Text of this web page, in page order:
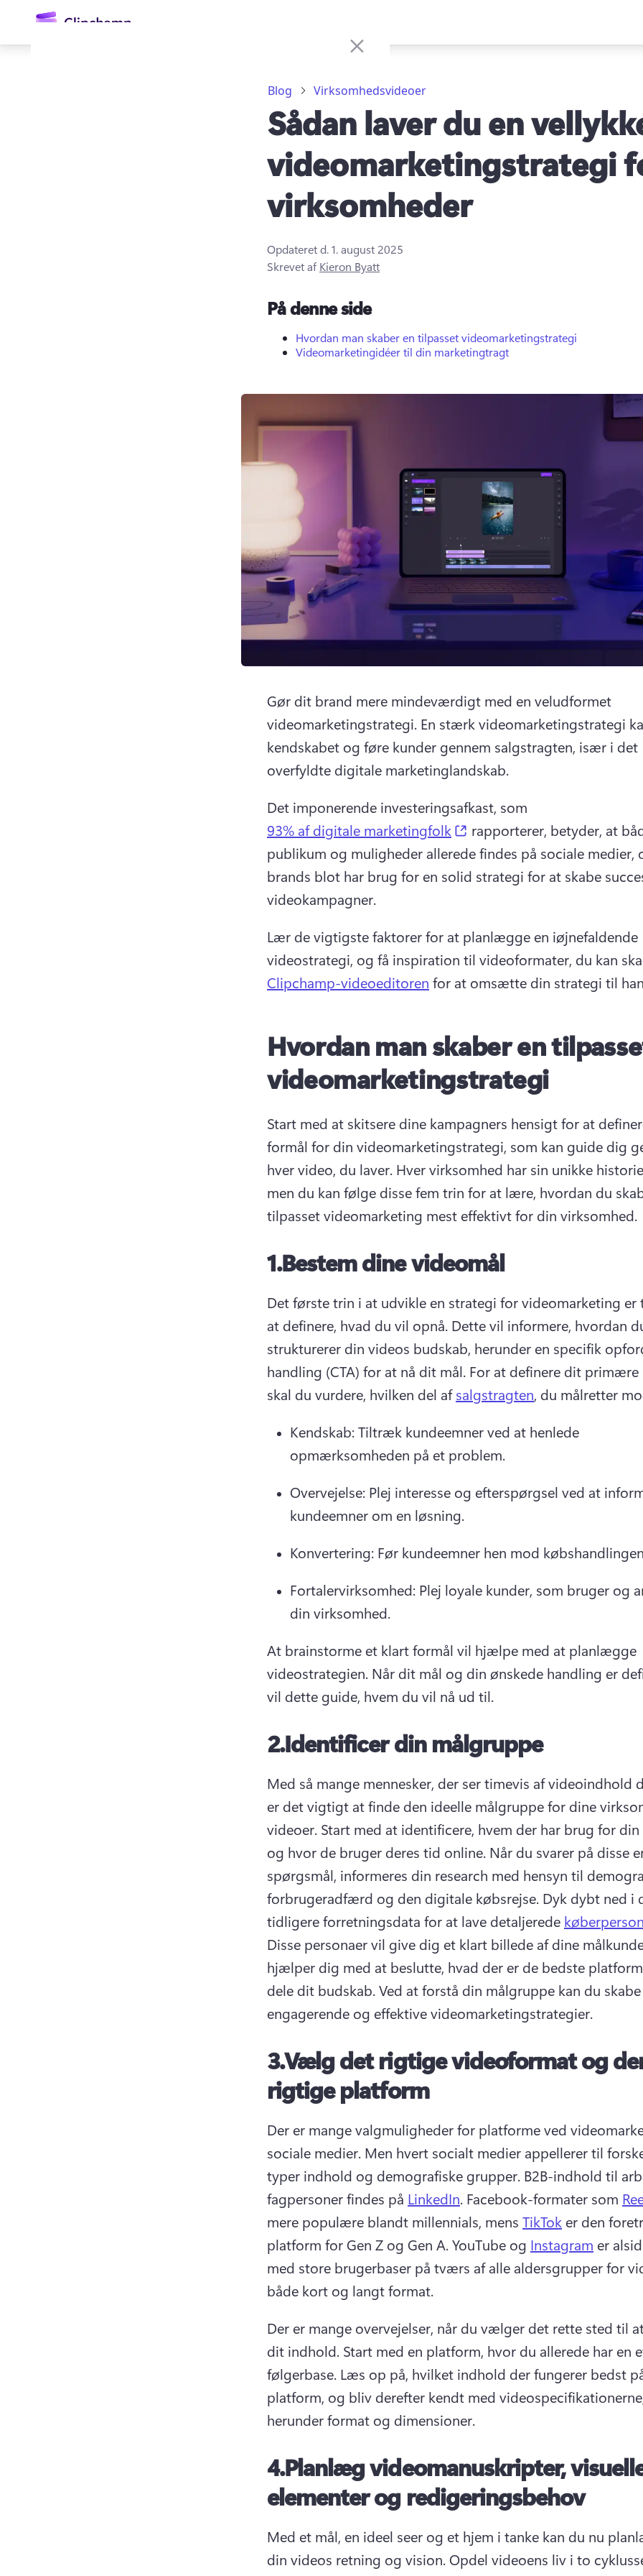
Blog Virksomhedsvideoer
Sådan laver du en
videomarketingstrategi
virksomheder
Opdateret d.1. august 2025
Skrevet afKieron Byatt
På denne side
Hvordan man skaber en tilpasset videomarketingstrategi
Videomarketingidéer til din marketingtragt
Gør dit brand mere mindeværdigt med en veludformet
videomarketingstrategi. En stærk videomarketingstrategi
kendskabet og føre kunder gennem salgstragten, især i det
overfyldte digitale marketinglandskab.
Det imponerende investeringsafkast, som
93% af digitale marketingfolk
(opens in a new tab)
rapporterer, betyder, at
publikum og muligheder allerede findes på sociale medier,
brands blot har brug for en solid strategi for at skabe
videokampagner.
Lær de vigtigste faktorer for at planlægge en iøjnefaldende
videostrategi, og få inspiration til videoformater, du kan
Clipchamp-videoeditoren for at omsætte din strategi til
Hvordan man skaber en
videomarketingstrategi
Start med at skitsere dine kampagners hensigt for at
formål for din videomarketingstrategi, som kan guide dig
hver video, du laver. Hver virksomhed har sin unikke
men du kan følge disse fem trin for at lære, hvordan du
tilpasset videomarketing mest effektivt for din virksomhed.
1.Bestem dine videomål
Det første trin i at udvikle en strategi for videomarketing
at definere, hvad du vil opnå. Dette vil informere, hvordan
strukturerer din videos budskab, herunder en specifik
handling (CTA) for at nå dit mål. For at definere dit primære
skal du vurdere, hvilken del af salgstragten, du målretter
Kendskab: Tiltræk kundeemner ved at henlede
opmærksomheden på et problem.
Overvejelse: Plej interesse og efterspørgsel ved at
kundeemner om en løsning.
Konvertering: Før kundeemner hen mod
Fortalervirksomhed: Plej loyale kunder, som bruger og
din virksomhed.
At brainstorme et klart formål vil hjælpe med at planlægge
videostrategien. Når dit mål og din ønskede handling er
vil dette guide, hvem du vil nå ud til.
2.Identificer din målgruppe
Med så mange mennesker, der ser timevis af videoindhold
er det vigtigt at finde den ideelle målgruppe for dine
videoer. Start med at identificere, hvem der har brug for
og hvor de bruger deres tid online. Når du svarer på disse
spørgsmål, informeres din research med hensyn til
forbrugeradfærd og den digitale købsrejse. Dyk dybt ned i
tidligere forretningsdata for at lave detaljerede
Disse personaer vil give dig et klart billede af dine
hjælper dig med at beslutte, hvad der er de bedste
dele dit budskab. Ved at forstå din målgruppe kan du
engagerende og effektive videomarketingstrategier.
3.Vælg det rigtige videoformat og
rigtige platform
Der er mange valgmuligheder for platforme ved
sociale medier. Men hvert socialt medier appellerer til
typer indhold og demografiske grupper. B2B-indhold til
fagpersoner findes på LinkedIn. Facebook-formater som
mere populære blandt millennials, mens TikTok er den
platform for Gen Z og Gen A. YouTube og Instagram er
med store brugerbaser på tværs af alle aldersgrupper for
både kort og langt format.
Der er mange overvejelser, når du vælger det rette sted til
dit indhold. Start med en platform, hvor du allerede har en
følgerbase. Læs op på, hvilket indhold der fungerer bedst
platform, og bliv derefter kendt med
herunder format og dimensioner.
4.Planlæg videomanuskripter,
elementer og redigeringsbehov
Med et mål, en ideel seer og et hjem i tanke kan du nu
din videos retning og vision. Opdel videoens liv i to